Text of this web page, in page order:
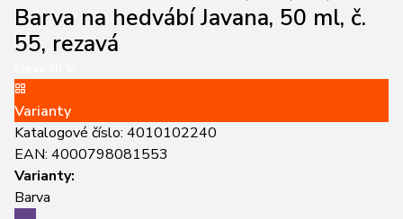
Barva na hedvábí Javana, 50 ml, č.
55, rezavá
Varianty
Katalogové číslo: 4010102240
EAN: 4000798081553
Varianty:
Barva